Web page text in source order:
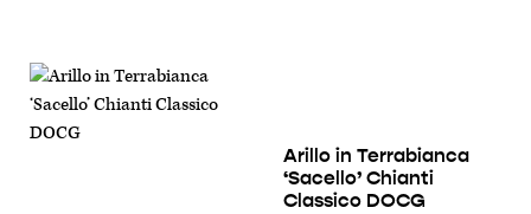
Arillo in Terrabianca
‘Sacello’ Chianti
Classico DOCG